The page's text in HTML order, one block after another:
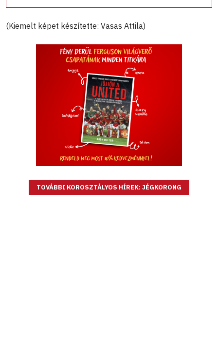
(Kiemelt képet készítette: Vasas Attila)
TOVÁBBI KOROSZTÁLYOS HÍREK: JÉGKORONG